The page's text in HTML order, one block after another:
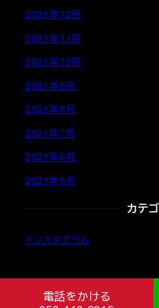
2021年12月
2021年11月
2021年10月
2021年9月
2021年8月
2021年7月
2021年6月
2021年5月
カテ
インスタグラム
電話をかける